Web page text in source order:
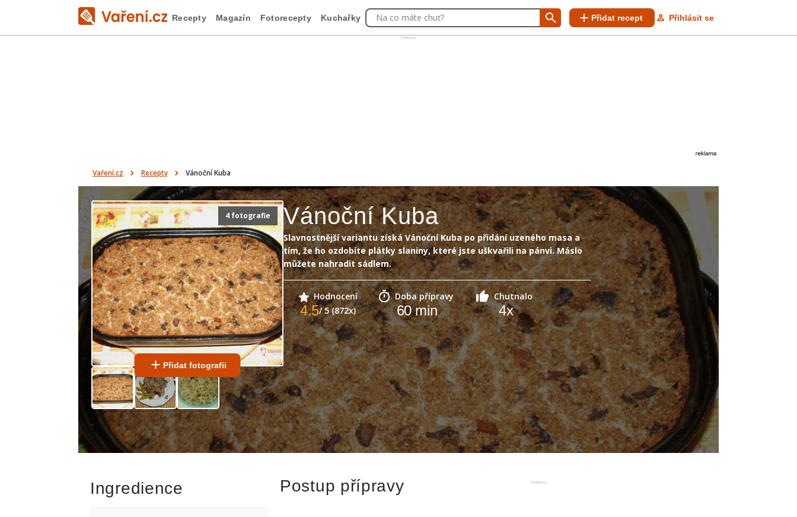
Reklama
Recepty Magazín Fotorecepty Kuchařky Na co máte chuť? Přidat recept Přihlásit se
Vaření.cz Recepty Vánoční Kuba
4 fotografie
Přidat fotografii
Vánoční Kuba
Slavnostnější variantu získá Vánoční Kuba po přidání uzeného masa a
tím, že ho ozdobíte plátky slaniny, které jste uškvařili na pánvi. Máslo
můžete nahradit sádlem.
Hodnocení
4.5/ 5 (872x)
Doba přípravy
60min
Chutnalo
4x
Reklama
Ingredience Postup přípravy